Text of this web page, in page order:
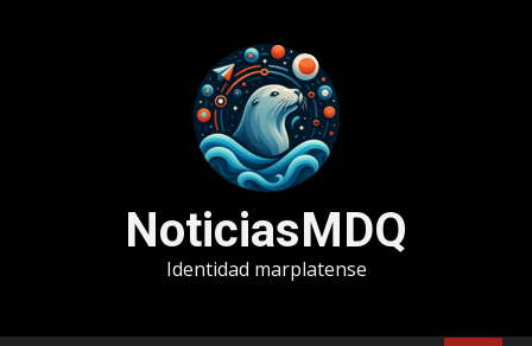
NoticiasMDQ
Identidad marplatense